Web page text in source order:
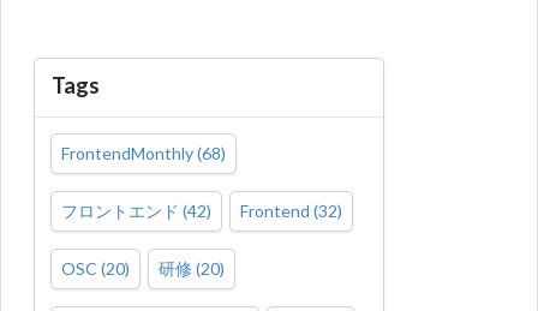
Tags
FrontendMonthly(68)
フロントエンド (42) Frontend (32)
OSC (20) 研修 (20)